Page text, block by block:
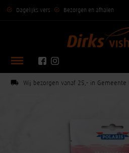
Dagelijks vers Bezorgen en afhalen
Wij bezorgen vanaf 25,- in